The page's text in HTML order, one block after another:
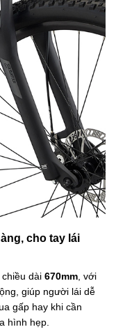
cho tay lái
chiều dài 670mm , với
giúp người lái dễ
gấp hay khi cần
hình hẹp.